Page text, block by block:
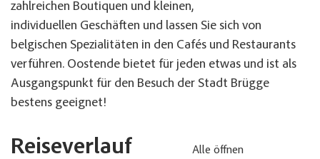
zahlreichen Boutiquen und kleinen,
individuellen Geschäften und lassen Sie sich von
belgischen Spezialitäten in den Cafés und Restaurants
verführen. Oostende bietet für jeden etwas und ist als
Ausgangspunkt für den Besuch der Stadt Brügge
bestens geeignet!
Reiseverlauf Alle öffnen